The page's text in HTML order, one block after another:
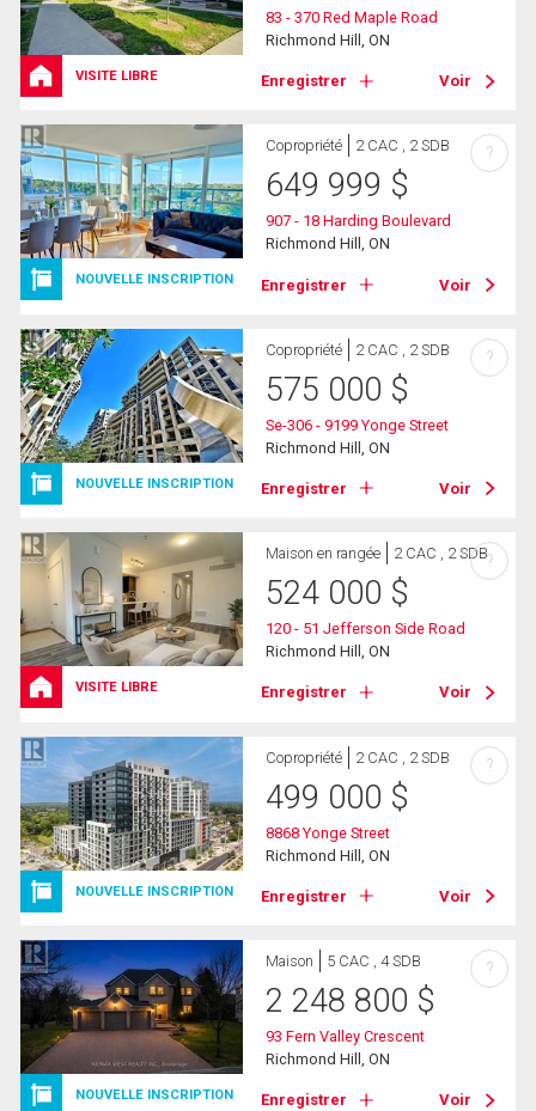
VISITE LIBRE
83 - 370 Red Maple Road
Richmond Hill, ON
Enregistrer Voir
NOUVELLE INSCRIPTION
Copropriété 2 CAC , 2 SDB
649 999 $
907 - 18 Harding Boulevard
Richmond Hill, ON
Enregistrer Voir
?
NOUVELLE INSCRIPTION
Copropriété 2 CAC , 2 SDB
575 000 $
Se-306 - 9199 Yonge Street
Richmond Hill, ON
Enregistrer Voir
?
VISITE LIBRE
Maison en rangée 2 CAC , 2 SDB
524 000 $
120 - 51 Jefferson Side Road
Richmond Hill, ON
Enregistrer Voir
?
NOUVELLE INSCRIPTION
Copropriété 2 CAC , 2 SDB
499 000 $
8868 Yonge Street
Richmond Hill, ON
Enregistrer Voir
?
NOUVELLE INSCRIPTION
Maison 5 CAC , 4 SDB
2 248 800 $
93 Fern Valley Crescent
Richmond Hill, ON
Enregistrer Voir
?